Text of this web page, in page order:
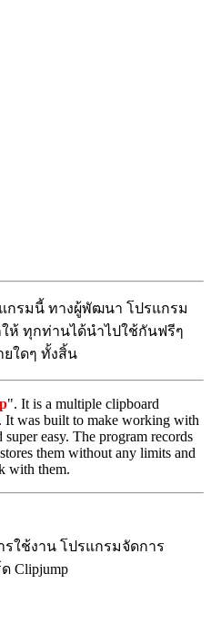
แกรมนี้ ทางผู้พัฒนา โปรแกรม
กให้ ทุกท่านได้นำไปใช้กันฟรีๆ
ยใดๆ ทั้งสิ้น
". It is a multiple clipboard
It was built to make working with
easy. The program records
them without any limits and
with them.
ารใช้งาน โปรแกรมจัดการ
Clipjump